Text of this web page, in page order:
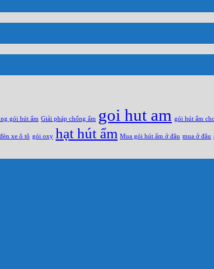
gói hút ẩm Giải pháp chống ẩm goi hut am gói hút ẩm
xe ô tô gói oxy hạt hút ẩm Mua gói hút ẩm ở đâu mua ở đâu